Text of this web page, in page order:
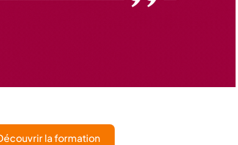
la formation